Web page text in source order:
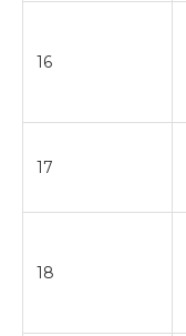
16
17
18